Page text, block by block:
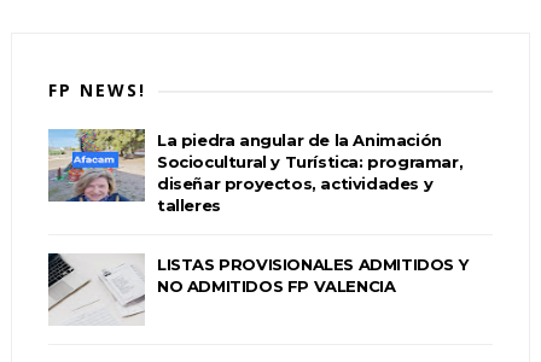
FP NEWS!
La piedra angular de la Animación
Sociocultural y Turística: programar,
diseñar proyectos, actividades y
talleres
LISTAS PROVISIONALES ADMITIDOS Y
NO ADMITIDOS FP VALENCIA